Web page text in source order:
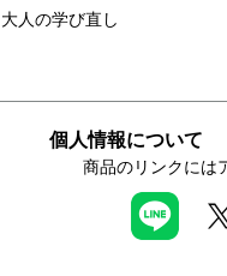
大人の学び直し
個人情報について
商品のリンクには